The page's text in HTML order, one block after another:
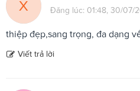
X Đăng lúc: 01:48, 30/07/
thiệp đẹp,sang trọng, đa dạng
Viết trả lời